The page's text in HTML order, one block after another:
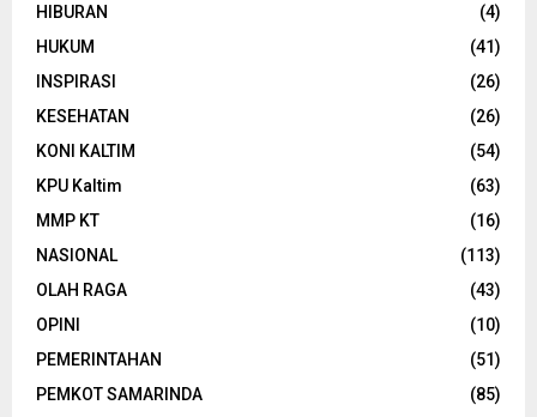
HIBURAN
(4)
HUKUM
(41)
INSPIRASI
(26)
KESEHATAN
(26)
KONI KALTIM
(54)
KPU Kaltim
(63)
MMP KT
(16)
NASIONAL
(113)
OLAH RAGA
(43)
OPINI
(10)
PEMERINTAHAN
(51)
PEMKOT SAMARINDA
(85)